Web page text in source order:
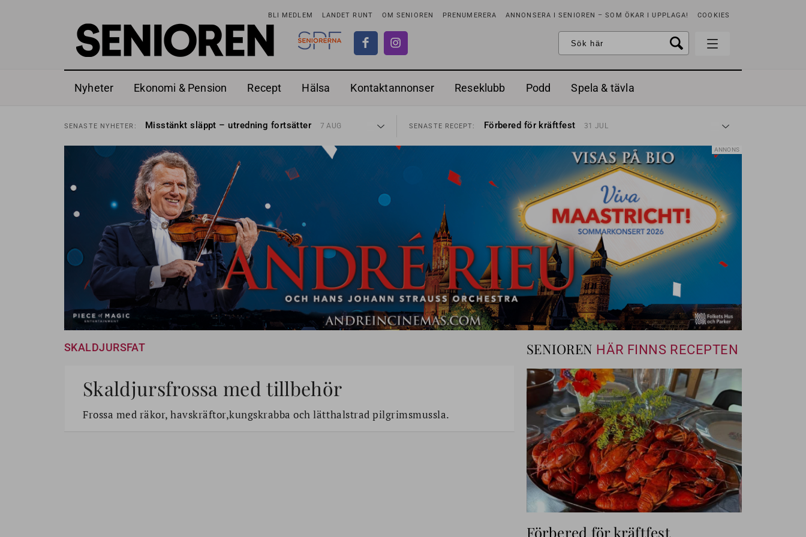
BLI MEDLEM LANDET RUNT OM SENIOREN PRENUMERERA ANNONSERA I SENIOREN – SOM ÖKAR I UPPLAGA! COOKIES
Nyheter Ekonomi & Pension Recept Hälsa Kontaktannonser Reseklubb Podd Spela & tävla
SENASTE NYHETER: Misstänkt släppt – utredning fortsätter 7 AUG
SENASTENYHETER: Kravet: Nu måste 65-årsgränsen bort 30 JUL
SENASTENYHETER: Dom öppnar för rätt till garantipension 30 JUL
Snart kan telefonförsäljning förbjudas i Sverige
NYHETER: Hyror rusar ifrån äldres bostadstillägg
SENASTE NYHETER: Liten höjning av garantipensionen
SENASTE NYHETER: Misstänkt släppt – utredning fortsätter
SENASTE RECEPT: Förbered för kräftfest 31 JUL
SENASTE RECEPT: Sommarmat på stora fat 3 JUL
Timjankokta jordgubbar med vaniljglass 18 JUN
Mycket smak med örter 13 JUN
SENASTE RECEPT: Mums med munsbitar 3 MAJ
SENASTE RECEPT: Ranchdipp med gräddfil, dill och persilja 2 MAJ
Förbered för kräftfest 31 JUL
ANNONS
SKALDJURSFAT
Skaldjursfrossa med tillbehör
Frossa med räkor, havskräftor,kungskrabba och lätthalstrad pilgrimsmussla.
SENIOREN HÄR FINNS RECEPTEN
Förbered för kräftfest